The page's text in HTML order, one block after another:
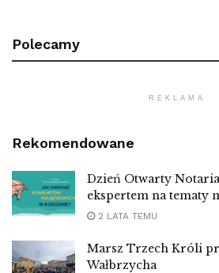
Polecamy
REKLAMA
Rekomendowane
Dzień Otwarty
ekspertem na tematy
2 LATA TEMU
Marsz Trzech Króli
Wałbrzycha